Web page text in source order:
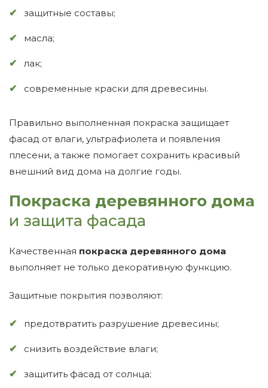
защитные составы;
масла;
лак;
современные краски для древесины.
Правильно выполненная покраска защищает
фасад от влаги, ультрафиолета и появления
плесени, а также помогает сохранить красивый
внешний вид дома на долгие годы.
Покраска деревянного дома
и защита фасада
Качественная покраска деревянного дома
выполняет не только декоративную функцию.
Защитные покрытия позволяют:
предотвратить разрушение древесины;
снизить воздействие влаги;
защитить фасад от солнца;